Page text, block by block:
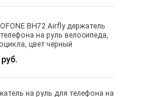
BH72 Airfly держатель
на руль велосипеда,
цвет черный
на руль для телефона на